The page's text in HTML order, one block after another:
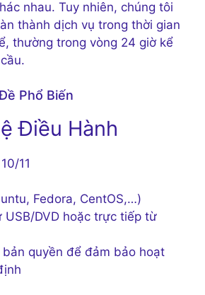
nhau. Tuy nhiên, chúng tôi
thành dịch vụ trong thời gian
thường trong vòng 24 giờ kể
Phổ Biến
Điều Hành
11
Fedora, CentOS,…)
USB/DVD hoặc trực tiếp từ
bản quyền để đảm bảo hoạt